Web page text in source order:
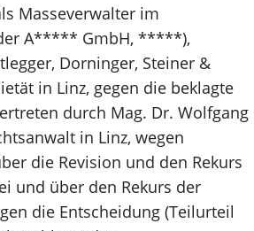
Masseverwalter im
A***** GmbH, *****),
Dorninger, Steiner &
in Linz, gegen die beklagte
durch Mag. Dr. Wolfgang
in Linz, wegen
die Revision und den Rekurs
und über den Rekurs der
die Entscheidung (Teilurteil